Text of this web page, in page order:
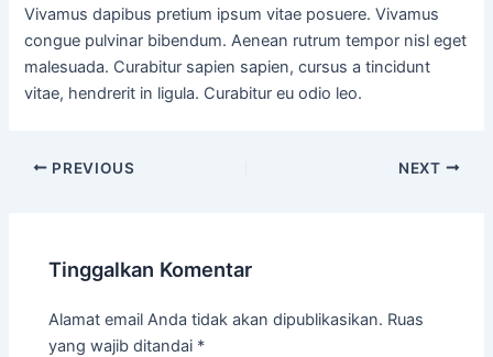
Vivamus dapibus pretium ipsum vitae posuere. Vivamus
congue pulvinar bibendum. Aenean rutrum tempor nisl eget
malesuada. Curabitur sapien sapien, cursus a tincidunt
vitae, hendrerit in ligula. Curabitur eu odio leo.
PREVIOUS NEXT
Tinggalkan Komentar
Alamat email Anda tidak akan dipublikasikan. Ruas
yang wajib ditandai *